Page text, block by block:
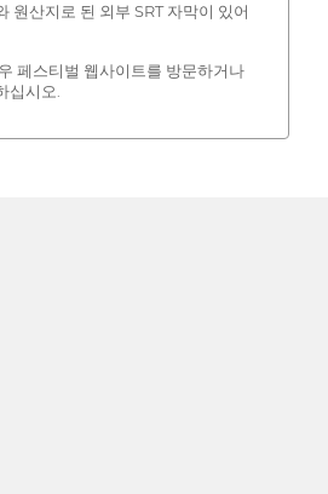
원산지로 된 외부 SRT 자막이 있어
페스티벌 웹사이트를 방문하거나
십시오.